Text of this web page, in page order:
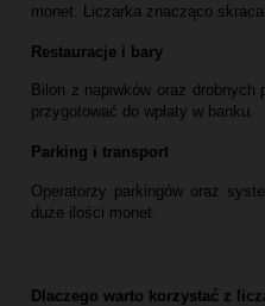
monet. Liczarka znacząco
Restauracje i bary
Bilon z napiwków oraz drobnych
przygotować do wpłaty w banku.
Parking i transport
Operatorzy parkingów oraz
duże ilości monet.
Dlaczego warto korzystać z